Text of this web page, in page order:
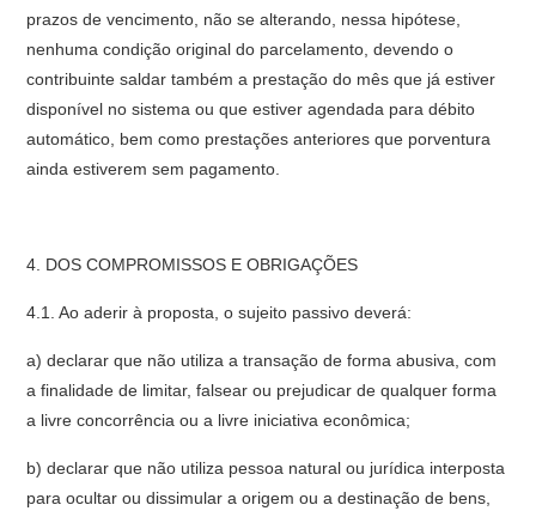
prazos de vencimento, não se alterando, nessa hipótese,
nenhuma condição original do parcelamento, devendo o
contribuinte saldar também a prestação do mês que já estiver
disponível no sistema ou que estiver agendada para débito
automático, bem como prestações anteriores que porventura
ainda estiverem sem pagamento.
4. DOS COMPROMISSOS E OBRIGAÇÕES
4.1. Ao aderir à proposta, o sujeito passivo deverá:
a) declarar que não utiliza a transação de forma abusiva, com
a finalidade de limitar, falsear ou prejudicar de qualquer forma
a livre concorrência ou a livre iniciativa econômica;
b) declarar que não utiliza pessoa natural ou jurídica interposta
para ocultar ou dissimular a origem ou a destinação de bens,